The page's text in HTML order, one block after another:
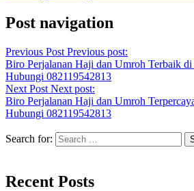
Post navigation
Previous Post Previous post:
Biro Perjalanan Haji dan Umroh Terbaik di
Hubungi 082119542813
Next Post Next post:
Biro Perjalanan Haji dan Umroh
Hubungi 082119542813
Search for:
Recent Posts